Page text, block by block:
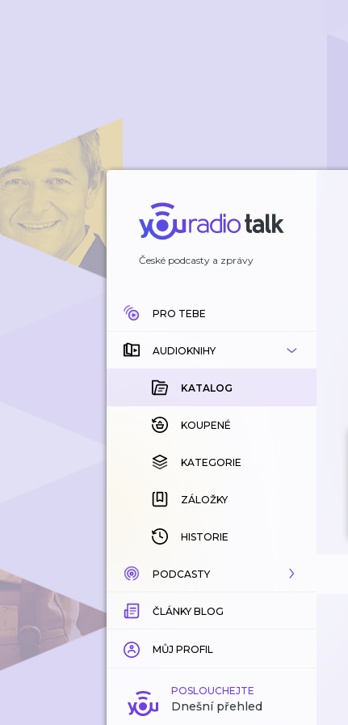
České podcasty a zprávy
PRO TEBE
AUDIOKNIHY
KATALOG
KOUPENÉ
KATEGORIE
ZÁLOŽKY
HISTORIE
PODCASTY
KATALOG
KATEGORIE
ZÁLOŽKY
ČLÁNKY BLOG
MŮJ PROFIL
POSLOUCHEJTE
Dnešní přehled